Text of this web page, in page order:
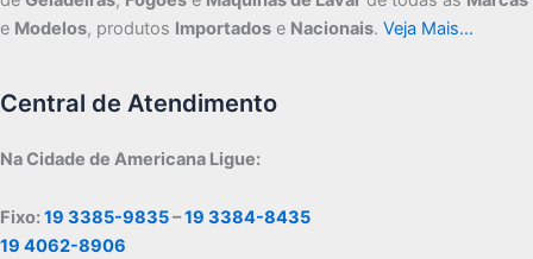
e Modelos, produtos Importados e Nacionais. Veja Mais…
Central de Atendimento
Na Cidade de Americana Ligue:
Fixo:19 3385-9835–19 3384-8435
19 4062-8906